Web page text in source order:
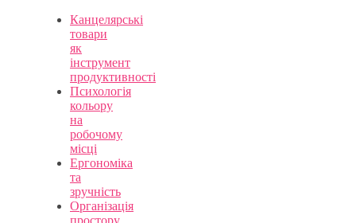
Канцелярські
товари
як
інструмент
продуктивності
Психологія
кольору
на
робочому
місці
Ергономіка
та
зручність
Організація
простору